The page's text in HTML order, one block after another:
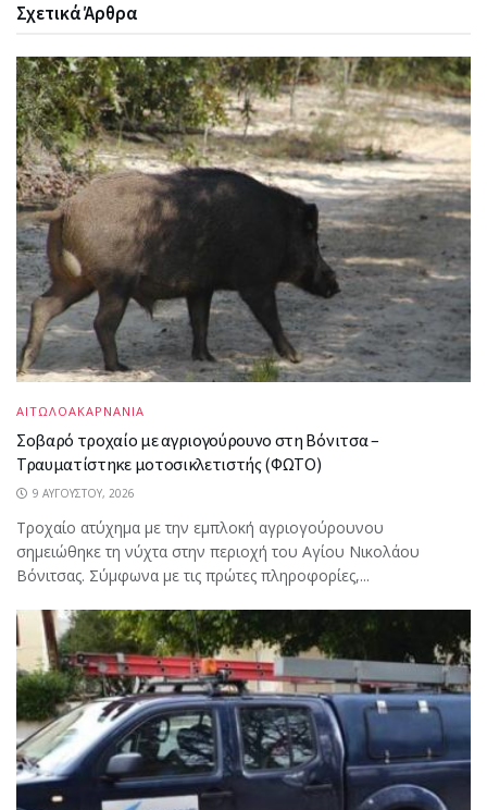
ΣχετικάΆρθρα
ΑΙΤΩΛΟΑΚΑΡΝΑΝΙΑ
Σοβαρό τροχαίο με αγριογούρουνο στη Βόνιτσα –
Τραυματίστηκε μοτοσικλετιστής (ΦΩΤΟ)
9 ΑΥΓΟΎΣΤΟΥ, 2026
Τροχαίο ατύχημα με την εμπλοκή αγριογούρουνου
σημειώθηκε τη νύχτα στην περιοχή του Αγίου Νικολάου
Βόνιτσας. Σύμφωνα με τις πρώτες πληροφορίες,...